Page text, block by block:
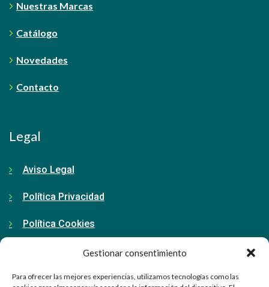
Gestionar consentimiento
Para ofrecer las mejores experiencias, utilizamos tecnologías como las
Nuestras Marcas
Catálogo
Novedades
Contacto
Legal
Aviso Legal
Política Privacidad
Política Cookies
Contacto